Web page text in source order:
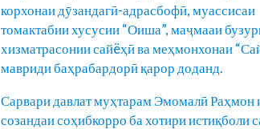
корхонаи дӯзандагӣ-адрасбофӣ, муассисаи
томактабии хусусии “Оиша”, маҷмааи
хизматрасонии сайëҳӣ ва меҳмонхонаи
мавриди баҳрабардорӣ қарор доданд.
Сарвари давлат муҳтарам Эмомалӣ Раҳмон
созандаи соҳибкорро ба хотири истиқболи